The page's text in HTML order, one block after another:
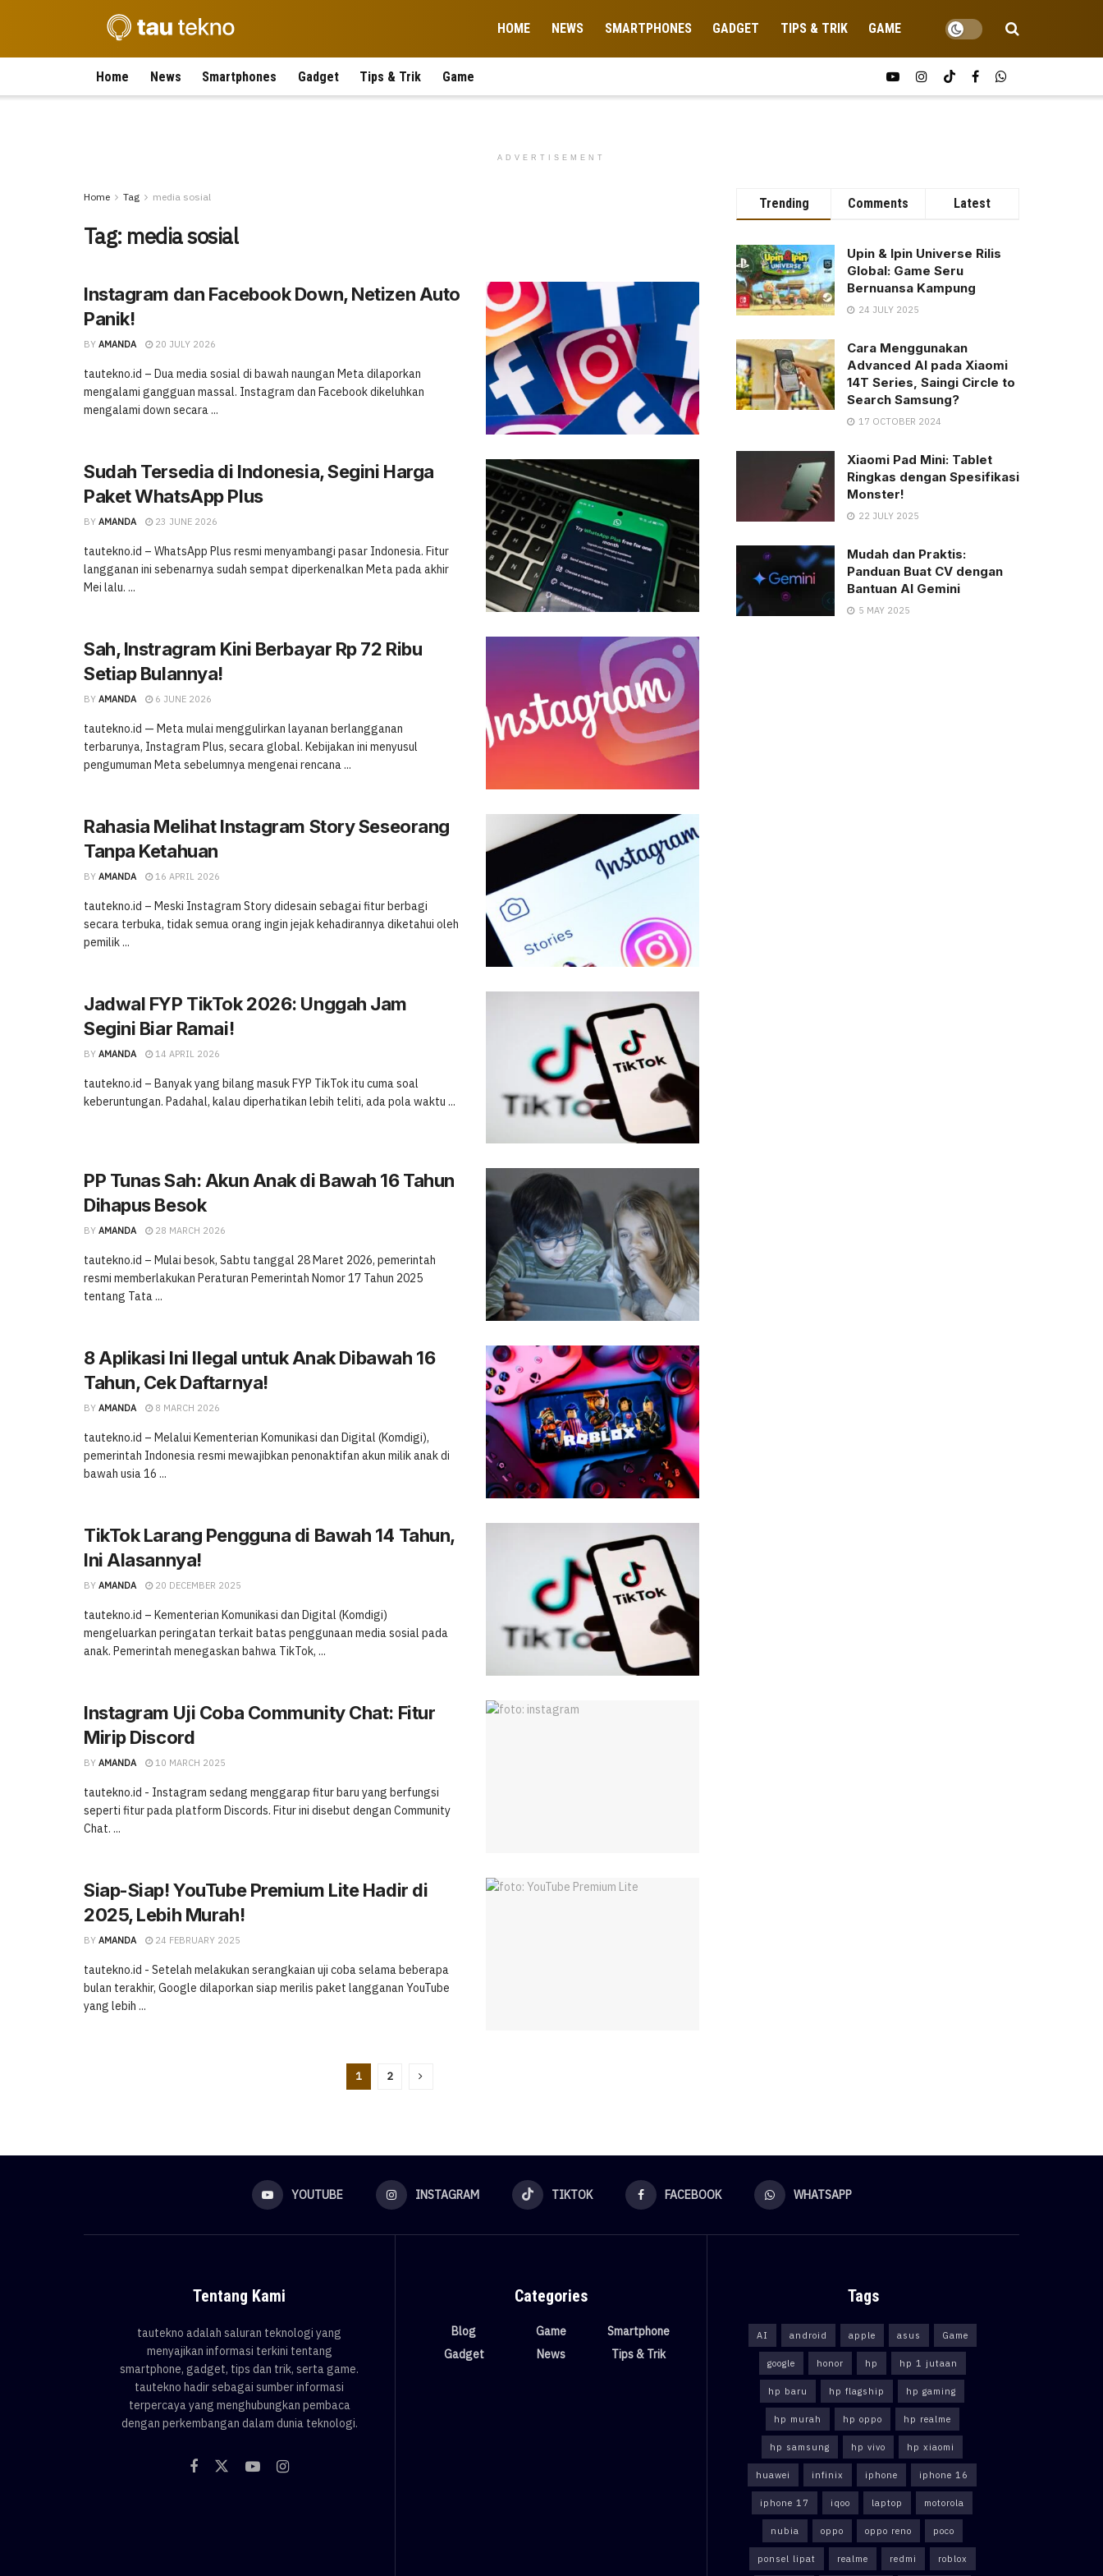
HOME NEWS SMARTPHONES GADGET TIPS & TRIK GAME
Home News Smartphones Gadget Tips & Trik Game
ADVERTISEMENT
Home Tag media sosial
Tag: media sosial
Instagram dan Facebook Down, Netizen Auto
Panik!
BY AMANDA 20 JULY 2026
tautekno.id – Dua media sosial di bawah naungan Meta dilaporkan
mengalami gangguan massal. Instagram dan Facebook dikeluhkan
mengalami down secara ...
Sudah Tersedia di Indonesia, Segini Harga
Paket WhatsApp Plus
BY AMANDA 23 JUNE 2026
tautekno.id – WhatsApp Plus resmi menyambangi pasar Indonesia. Fitur
langganan ini sebenarnya sudah sempat diperkenalkan Meta pada akhir
Mei lalu. ...
Sah, Instragram Kini Berbayar Rp 72 Ribu
Setiap Bulannya!
BY AMANDA 6 JUNE 2026
tautekno.id — Meta mulai menggulirkan layanan berlangganan
terbarunya, Instagram Plus, secara global. Kebijakan ini menyusul
pengumuman Meta sebelumnya mengenai rencana ...
Rahasia Melihat Instagram Story Seseorang
Tanpa Ketahuan
BY AMANDA 16 APRIL 2026
tautekno.id – Meski Instagram Story didesain sebagai fitur berbagi
secara terbuka, tidak semua orang ingin jejak kehadirannya diketahui oleh
pemilik ...
Jadwal FYP TikTok 2026: Unggah Jam
Segini Biar Ramai!
BY AMANDA 14 APRIL 2026
tautekno.id – Banyak yang bilang masuk FYP TikTok itu cuma soal
keberuntungan. Padahal, kalau diperhatikan lebih teliti, ada pola waktu ...
PP Tunas Sah: Akun Anak di Bawah 16 Tahun
Dihapus Besok
BY AMANDA 28 MARCH 2026
tautekno.id – Mulai besok, Sabtu tanggal 28 Maret 2026, pemerintah
resmi memberlakukan Peraturan Pemerintah Nomor 17 Tahun 2025
tentang Tata ...
8 Aplikasi Ini Ilegal untuk Anak Dibawah 16
Tahun, Cek Daftarnya!
BY AMANDA 8 MARCH 2026
tautekno.id – Melalui Kementerian Komunikasi dan Digital (Komdigi),
pemerintah Indonesia resmi mewajibkan penonaktifan akun milik anak di
bawah usia 16 ...
TikTok Larang Pengguna di Bawah 14 Tahun,
Ini Alasannya!
BY AMANDA 20 DECEMBER 2025
tautekno.id – Kementerian Komunikasi dan Digital (Komdigi)
mengeluarkan peringatan terkait batas penggunaan media sosial pada
anak. Pemerintah menegaskan bahwa TikTok, ...
Instagram Uji Coba Community Chat: Fitur
Mirip Discord
BY AMANDA 10 MARCH 2025
tautekno.id - Instagram sedang menggarap fitur baru yang berfungsi
seperti fitur pada platform Discords. Fitur ini disebut dengan Community
Chat. ...
Siap-Siap! YouTube Premium Lite Hadir di
2025, Lebih Murah!
BY AMANDA 24 FEBRUARY 2025
tautekno.id - Setelah melakukan serangkaian uji coba selama beberapa
bulan terakhir, Google dilaporkan siap merilis paket langganan YouTube
yang lebih ...
1 2
Trending Comments Latest
Upin & Ipin Universe Rilis
Global: Game Seru
Bernuansa Kampung
24 JULY 2025
Cara Menggunakan
Advanced AI pada Xiaomi
14T Series, Saingi Circle to
Search Samsung?
17 OCTOBER 2024
Xiaomi Pad Mini: Tablet
Ringkas dengan Spesifikasi
Monster!
22 JULY 2025
Mudah dan Praktis:
Panduan Buat CV dengan
Bantuan AI Gemini
5 MAY 2025
YOUTUBE INSTAGRAM TIKTOK FACEBOOK WHATSAPP
Tentang Kami
tautekno adalah saluran teknologi yang
menyajikan informasi terkini tentang
smartphone, gadget, tips dan trik, serta game.
tautekno hadir sebagai sumber informasi
terpercaya yang menghubungkan pembaca
dengan perkembangan dalam dunia teknologi.
Categories
Blog
Gadget
Game
News
Smartphone
Tips & Trik
Tags
AI android apple asus Game
google honor hp hp 1 jutaan
hp baru hp flagship hp gaming
hp murah hp oppo hp realme
hp samsung hp vivo hp xiaomi
huawei infinix iphone iphone 16
iphone 17 iqoo laptop motorola
nubia oppo oppo reno poco
ponsel lipat realme redmi roblox